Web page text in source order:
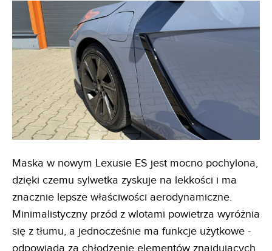
Maska w nowym Lexusie ES jest mocno pochylona,
dzięki czemu sylwetka zyskuje na lekkości i ma
znacznie lepsze właściwości aerodynamiczne.
Minimalistyczny przód z wlotami powietrza wyróżnia
się z tłumu, a jednocześnie ma funkcje użytkowe -
odpowiada za chłodzenie elementów znajdujących